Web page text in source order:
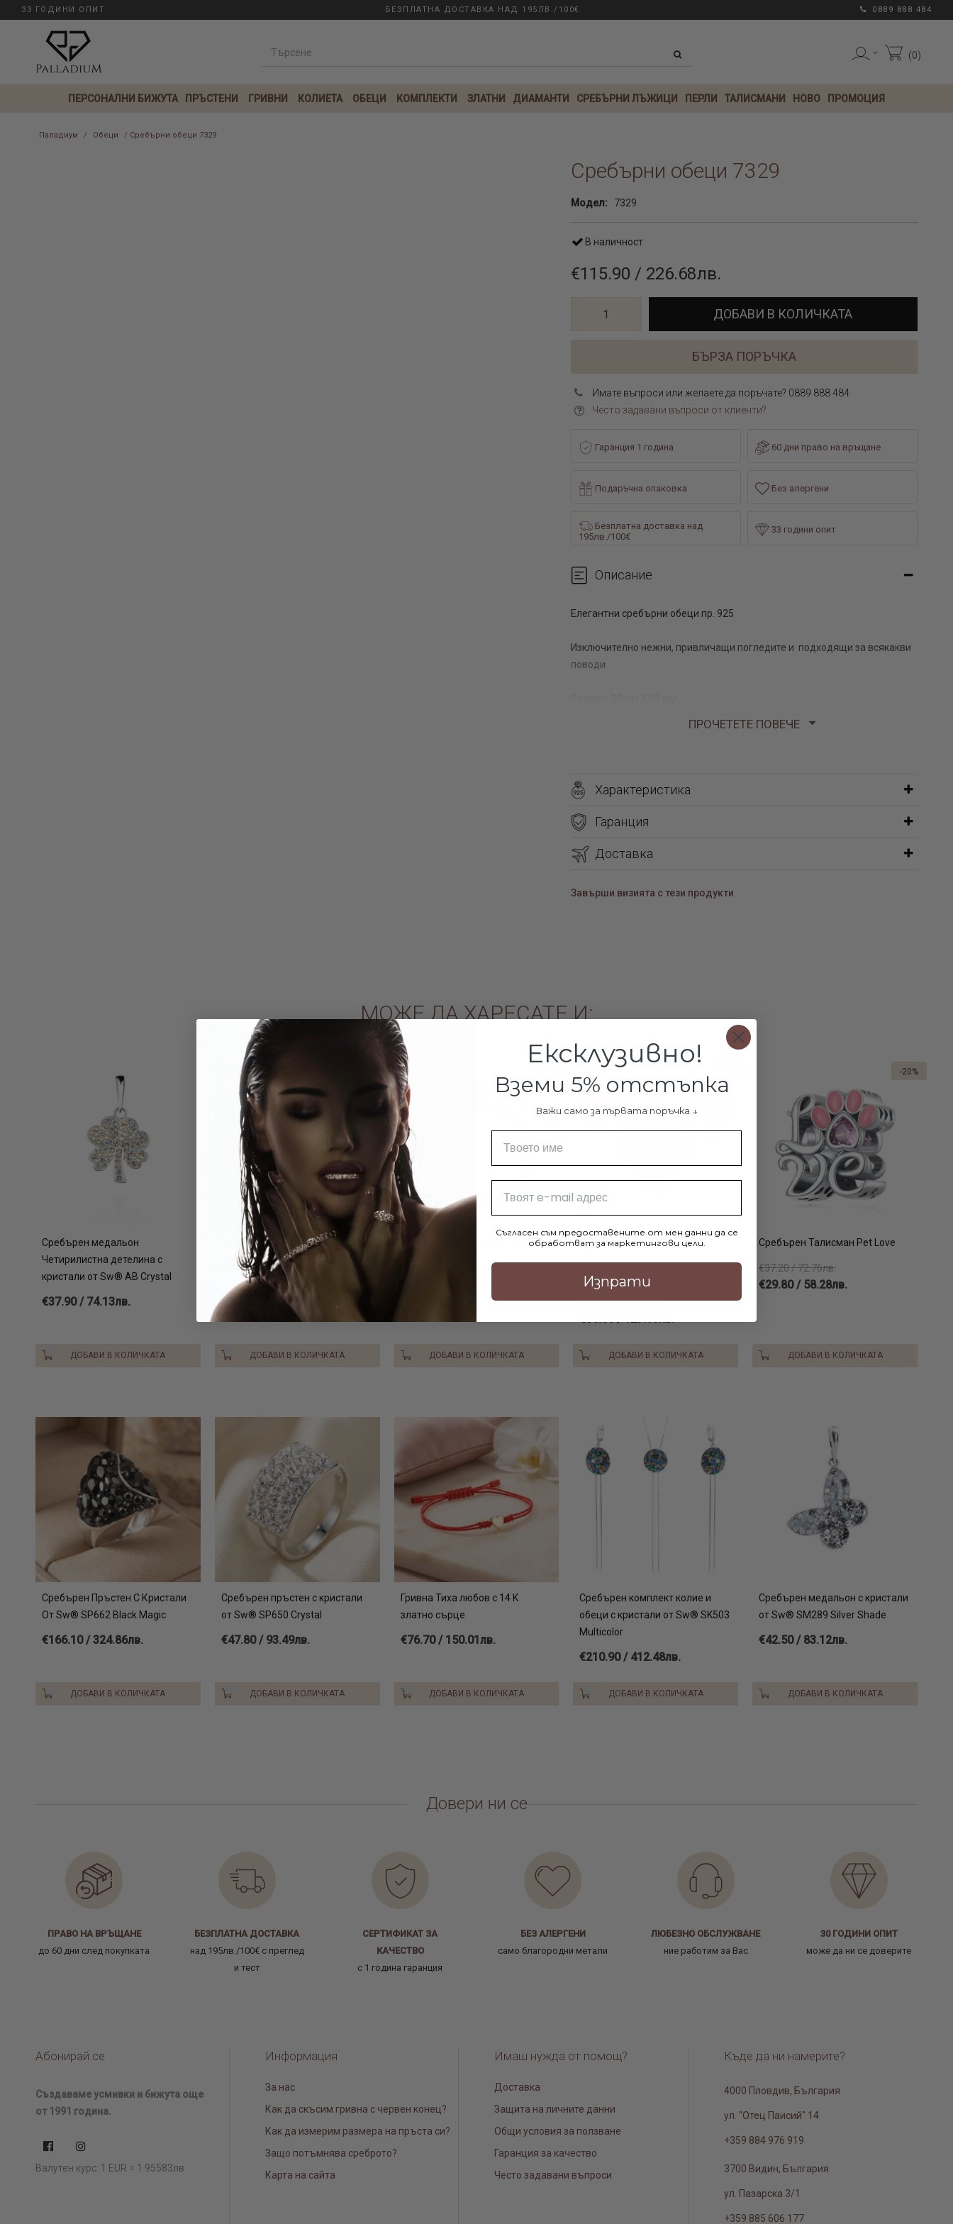
33 ГОДИНИ ОПИТ БЕЗПЛАТНА ДОСТАВКА НАД 195ЛВ./100€ 0889 888 484
0
ПЕРСОНАЛНИ БИЖУТА ПРЪСТЕНИ ГРИВНИ КОЛИЕТА ОБЕЦИ КОМПЛЕКТИ ЗЛАТНИ ДИАМАНТИ СРЕБЪРНИ ЛЪЖИЦИ ПЕРЛИ ТАЛИСМАНИ НОВО ПРОМОЦИЯ
Паладиум / Обеци / Сребърни обеци 7329
Сребърни обеци 7329
Модел: 7329
В наличност
€115.90 / 226.68лв.
ДОБАВИ В КОЛИЧКАТА
БЪРЗА ПОРЪЧКА
Имате въпроси или желаете да поръчате? 0889 888 484
Често задавани въпроси от клиенти?
Гаранция 1 година 60 дни право на връщане
Подаръчна опаковка Без алергени
Безплатна доставка над
195лв./100€
33 години опит
Описание
Елегантни сребърни обеци пр. 925
Изключително нежни, привличащи погледите и подходящи за всякакви
поводи
ПРОЧЕТЕТЕ ПОВЕЧЕ
Характеристика
Гаранция
Доставка
Завърши визията с тези продукти
МОЖЕ ДА ХАРЕСАТЕ И:
Сребърен медальон
Четирилистна детелина с
кристали от Sw® AB Crystal
€37.90 / 74.13лв.
ДОБАВИ В КОЛИЧКАТА
Сребърни обеци Емералд
€30.90 / 60.44лв.
ДОБАВИ В КОЛИЧКАТА
Сребърна гривна One Cleef 2
ДОБАВИ В КОЛИЧКАТА
Сребърен комплект сърца
Sw® SKM120 Rose Shade
€72.90 / 142.58лв.
ДОБАВИ В КОЛИЧКАТА
Сребърен Талисман Pet Love
€37.20 / 72.76лв.
€29.80 / 58.28лв.
ДОБАВИ В КОЛИЧКАТА
-20%
Сребърен Пръстен С Кристали
От Sw® SP662 Black Magic
€166.10 / 324.86лв.
ДОБАВИ В КОЛИЧКАТА
Сребърен пръстен с кристали
от Sw® SP650 Crystal
€47.80 / 93.49лв.
ДОБАВИ В КОЛИЧКАТА
Гривна Тиха любов с 14 K
златно сърце
€76.70 / 150.01лв.
ДОБАВИ В КОЛИЧКАТА
Сребърен комплект колие и
обеци с кристали от Sw® SK503
Multicolor
€210.90 / 412.48лв.
ДОБАВИ В КОЛИЧКАТА
Сребърен медальон с кристали
от Sw® SM289 Silver Shade
€42.50 / 83.12лв.
ДОБАВИ В КОЛИЧКАТА
Довери ни се
ПРАВО НА ВРЪЩАНЕ
до 60 дни след покупката
БЕЗПЛАТНА ДОСТАВКА
над 195лв./100€ с преглед
и тест
СЕРТИФИКАТ ЗА
КАЧЕСТВО
с 1 година гаранция
БЕЗ АЛЕРГЕНИ
само благородни метали
ЛЮБЕЗНО ОБСЛУЖВАНЕ
ние работим за Вас
30 ГОДИНИ ОПИТ
може да ни се доверите
Абонирай се
Създаваме усмивки и бижута още
от 1991 година.
Валутен курс: 1 EUR = 1.95583лв.
Информация
За нас
Как да скъсим гривна с червен конец?
Как да измерим размера на пръста си?
Защо потъмнява среброто?
Карта на сайта
Имаш нужда от помощ?
Доставка
Защита на личните данни
Общи условия за ползване
Гаранция за качество
Често задавани въпроси
Къде да ни намерите?
4000 Пловдив, България
ул. "Отец Паисий" 14
+359 884 976 919
3700 Видин, България
ул. Пазарска 3/1
+359 885 606 177
Ексклузивно!
Вземи 5% отстъпка
Важи само за първата поръчка ↓
Съгласен съм предоставените от мен данни да се
обработват за маркетингови цели.
Изпрати